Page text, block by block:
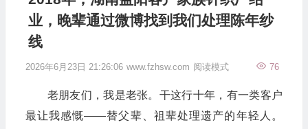
业，晚辈通过微博找到我们处理陈年纱
线
2026年6月23日 21:26:06 www.fzhsw.com 76
阅读模式
老朋友们，我是老张。干这行十年，有一类客户
最让我感慨——替父辈、祖辈处理遗产的年轻人。